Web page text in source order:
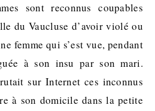
sont reconnus coupables
du Vaucluse d’avoir violé ou
femme qui s’est vue, pendant
à son insu par son mari.
sur Internet ces inconnus
à son domicile dans la petite